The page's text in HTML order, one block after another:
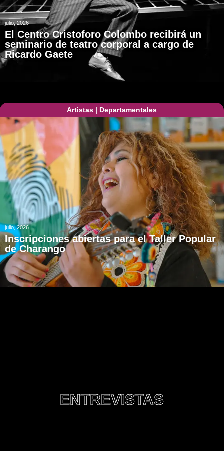
julio, 2026
El Centro Cristoforo Colombo recibirá un
seminario de teatro corporal a cargo de
Ricardo Gaete
Artistas | Departamentales
julio, 2026
Inscripciones abiertas para el Taller Popular
de Charango
ENTREVISTAS